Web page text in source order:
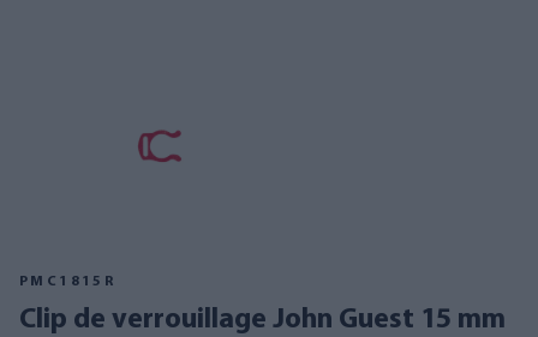
PMC1815R
Clip de verrouillage John Guest 15 mm